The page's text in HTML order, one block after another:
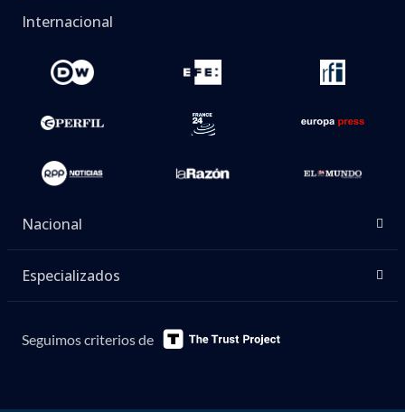
Internacional
Nacional
Especializados
Seguimos criterios de